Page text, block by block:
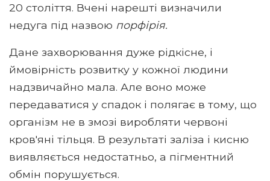
20 століття. Вчені нарешті визначили
недуга під назвою порфірія.
Дане захворювання дуже рідкісне, і
ймовірність розвитку у кожної людини
надзвичайно мала. Але воно може
передаватися у спадок і полягає в тому, що
організм не в змозі виробляти червоні
кров'яні тільця. В результаті заліза і кисню
виявляється недостатньо, а пігментний
обмін порушується.